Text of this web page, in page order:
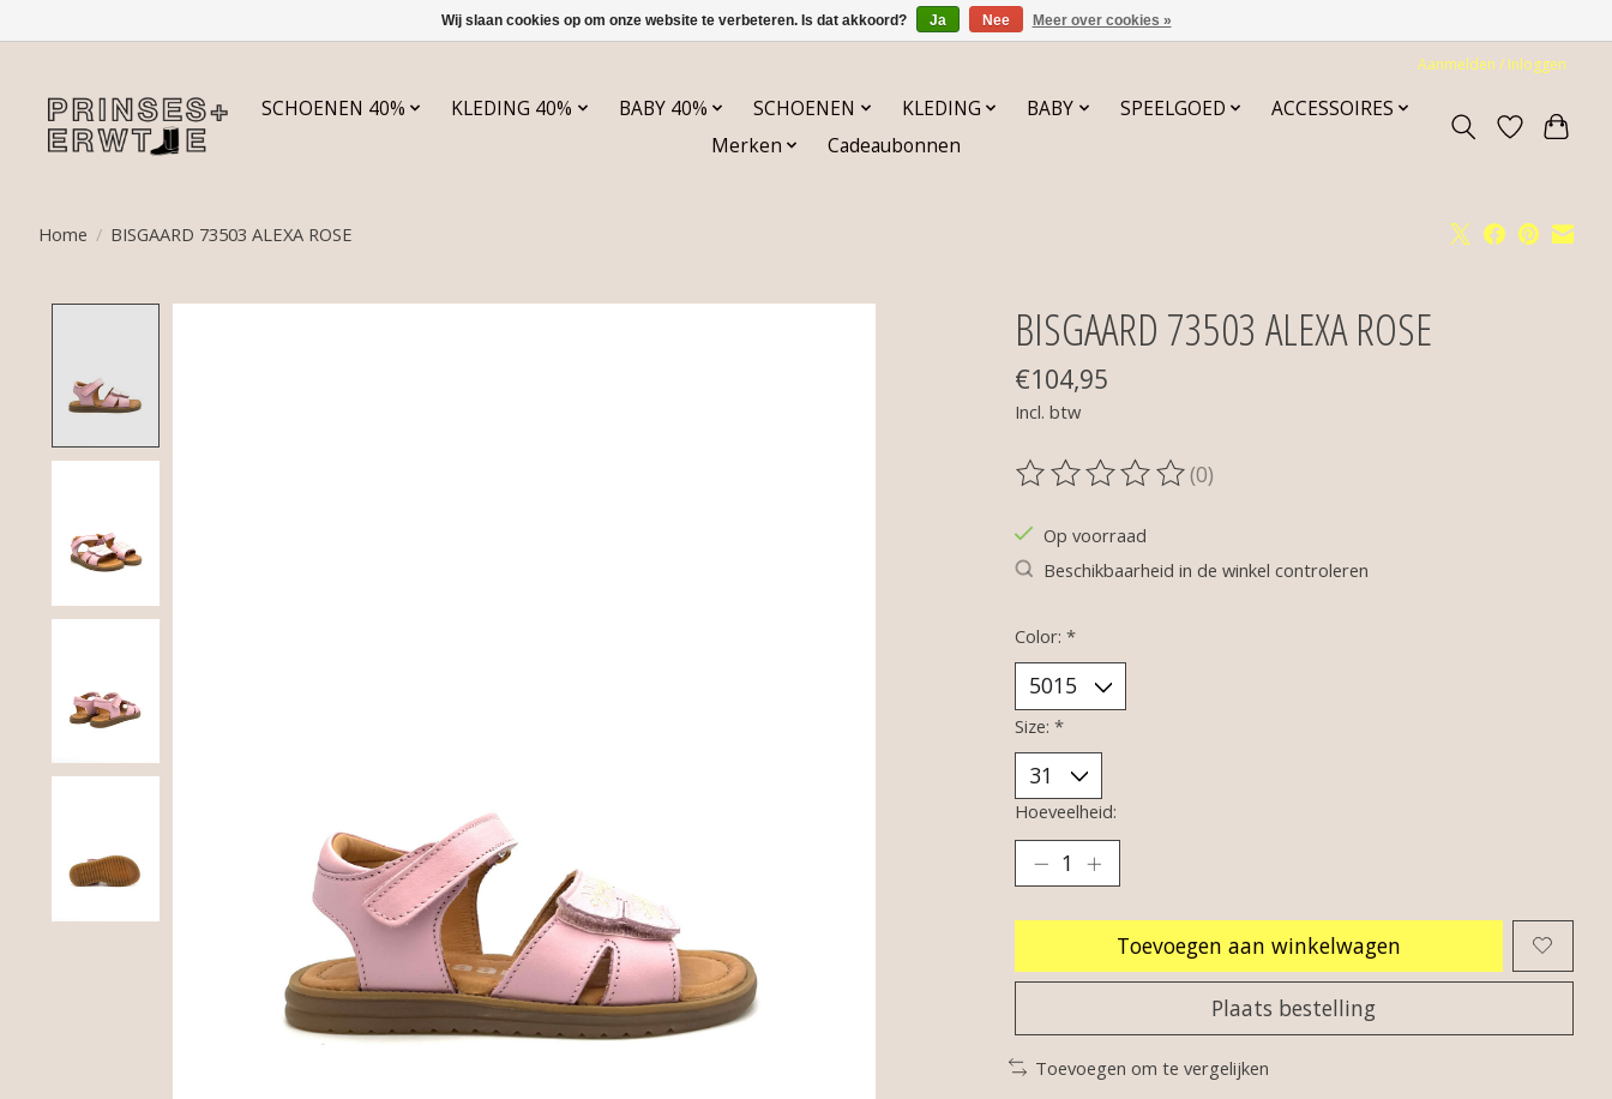
Aanmelden / Inloggen
SCHOENEN 40% KLEDING 40% BABY 40% SCHOENEN KLEDING BABY SPEELGOED
ACCESSOIRES
Merken
Cadeaubonnen
Home / BISGAARD 73503 ALEXA ROSE
BISGAARD 73503 ALEXA ROSE
€104,95
Incl. btw
De beoordeling van dit product is
(0)
Op voorraad
Beschikbaarheid in de winkel controleren
Color: *
Size: *
Hoeveelheid:
Toevoegen aan winkelwagen
Plaats bestelling
Toevoegen om te vergelijken
Wij slaan cookies op om onze website te verbeteren. Is dat akkoord? Ja Nee Meer over cookies »